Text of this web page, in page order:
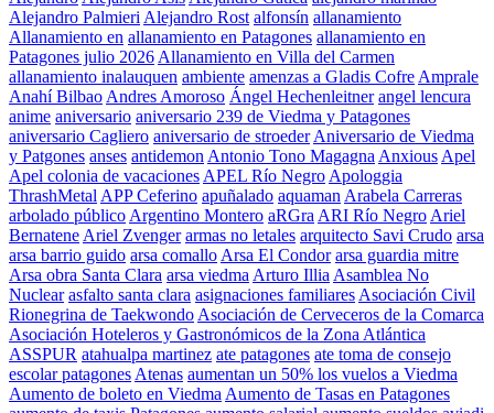
Alejandro Palmieri Alejandro Rost alfonsín allanamiento
Allanamiento en allanamiento en Patagones allanamiento en
Patagones julio 2026 Allanamiento en Villa del Carmen
allanamiento inalauquen ambiente amenzas a Gladis Cofre Amprale
Anahí Bilbao Andres Amoroso Ángel Hechenleitner angel lencura
anime aniversario aniversario 239 de Viedma y Patagones
aniversario Cagliero aniversario de stroeder Aniversario de Viedma
y Patgones anses antidemon Antonio Tono Magagna Anxious Apel
Apel colonia de vacaciones APEL Río Negro Apologgia
ThrashMetal APP Ceferino apuñalado aquaman Arabela Carreras
arbolado público Argentino Montero aRGra ARI Río Negro Ariel
Bernatene Ariel Zvenger armas no letales arquitecto Savi Crudo arsa
arsa barrio guido arsa comallo Arsa El Condor arsa guardia mitre
Arsa obra Santa Clara arsa viedma Arturo Illia Asamblea No
Nuclear asfalto santa clara asignaciones familiares Asociación Civil
Rionegrina de Taekwondo Asociación de Cerveceros de la Comarca
Asociación Hoteleros y Gastronómicos de la Zona Atlántica
ASSPUR atahualpa martinez ate patagones ate toma de consejo
escolar patagones Atenas aumentan un 50% los vuelos a Viedma
Aumento de boleto en Viedma Aumento de Tasas en Patagones